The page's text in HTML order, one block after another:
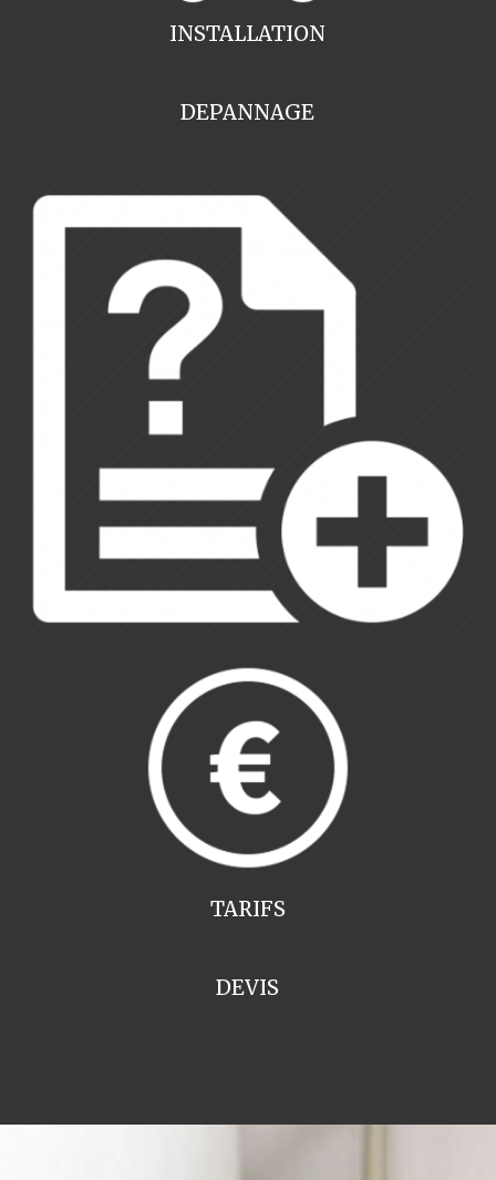
INSTALLATION
DEPANNAGE
TARIFS
DEVIS